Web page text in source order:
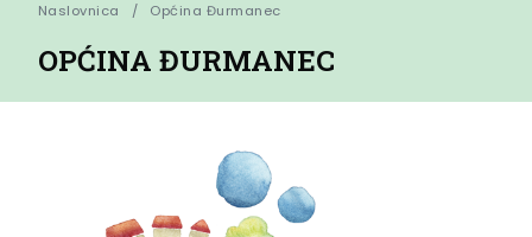
Naslovnica Općina Đurmanec
OPĆINA ĐURMANEC